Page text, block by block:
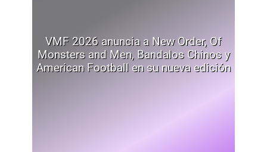
VMF 2026 anuncia a New Order, Of
Monsters and Men, Bandalos Chinos y
American Football en su nueva edición